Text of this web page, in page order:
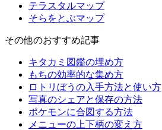
テラスタルマップ
そらをとぶマップ
その他のおすすめ記事
キタカミ図鑑の埋め方
もちの効率的な集め方
ロトリぼうの入手方法と使い方
写真のシェアと保存の方法
ポケモンに合図する方法
メニューの上下柄の変え方